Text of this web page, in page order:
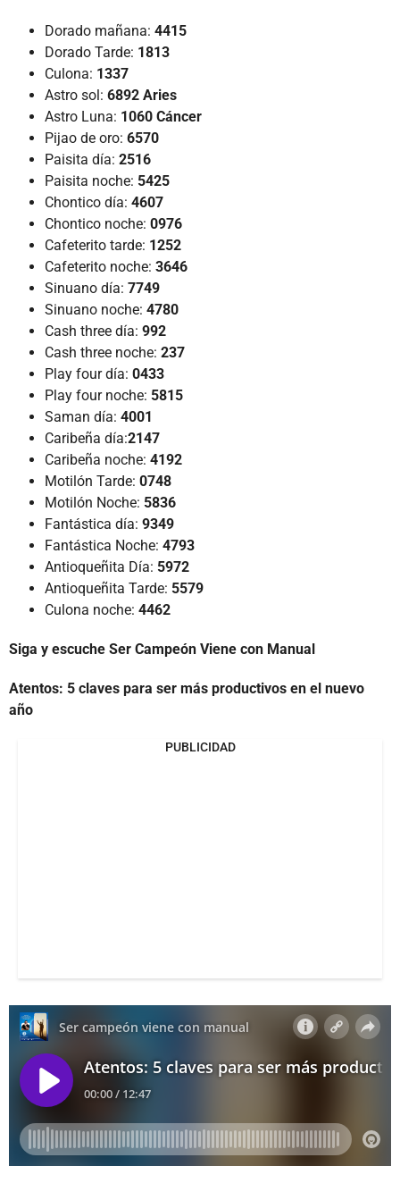
Dorado mañana: 4415
Dorado Tarde: 1813
Culona: 1337
Astro sol: 6892 Aries
Astro Luna: 1060 Cáncer
Pijao de oro: 6570
Paisita día: 2516
Paisita noche: 5425
Chontico día: 4607
Chontico noche: 0976
Cafeterito tarde: 1252
Cafeterito noche: 3646
Sinuano día: 7749
Sinuano noche: 4780
Cash three día: 992
Cash three noche: 237
Play four día: 0433
Play four noche: 5815
Saman día: 4001
Caribeña día:2147
Caribeña noche: 4192
Motilón Tarde: 0748
Motilón Noche: 5836
Fantástica día: 9349
Fantástica Noche: 4793
Antioqueñita Día: 5972
Antioqueñita Tarde: 5579
Culona noche: 4462
Siga y escuche Ser Campeón Viene con Manual
Atentos: 5 claves para ser más productivos en el nuevo
año
PUBLICIDAD